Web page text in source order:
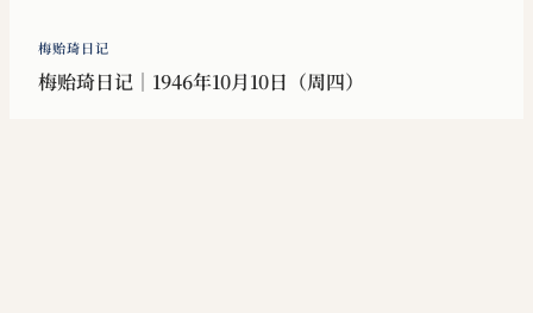
梅贻琦日记
梅贻琦日记｜1946年10月10日（周四）